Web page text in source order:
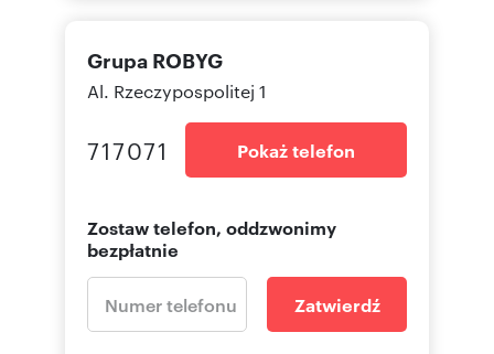
Grupa ROBYG
Al. Rzeczypospolitej 1
717071 Pokaż telefon
Zostaw telefon, oddzwonimy
bezpłatnie
Zatwierdź